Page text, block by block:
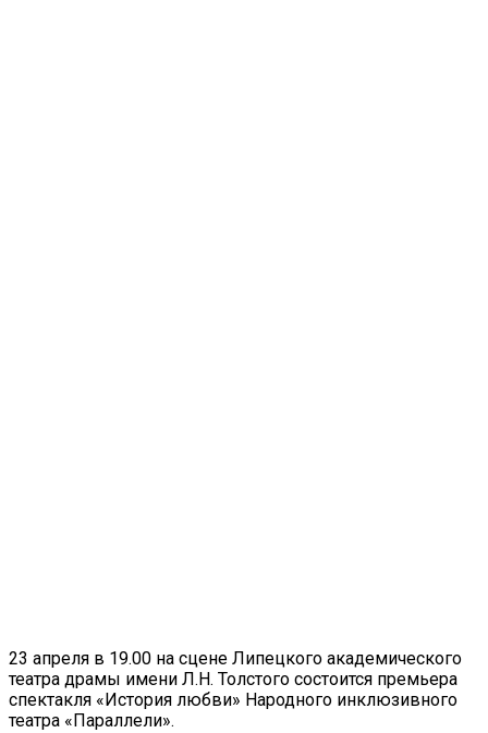
23 апреля в 19.00 на сцене Липецкого академического
театра драмы имени Л.Н. Толстого состоится премьера
спектакля «История любви» Народного инклюзивного
театра «Параллели».